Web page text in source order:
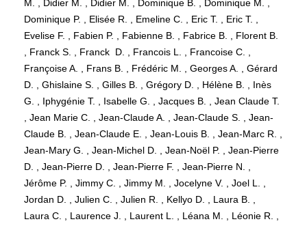
M. , Didier M. , Didier M. , Dominique B. , Dominique M. ,
Dominique P. , Elisée R. , Emeline C. , Eric T. , Eric T. ,
Evelise F. , Fabien P. , Fabienne B. , Fabrice B. , Florent B.
, Franck S. , Franck D. , Francois L. , Francoise C. ,
Françoise A. , Frans B. , Frédéric M. , Georges A. , Gérard
D. , Ghislaine S. , Gilles B. , Grégory D. , Hélène B. , Inès
G. , Iphygénie T. , Isabelle G. , Jacques B. , Jean Claude T.
, Jean Marie C. , Jean-Claude A. , Jean-Claude S. , Jean-
Claude B. , Jean-Claude E. , Jean-Louis B. , Jean-Marc R. ,
Jean-Mary G. , Jean-Michel D. , Jean-Noël P. , Jean-Pierre
D. , Jean-Pierre D. , Jean-Pierre F. , Jean-Pierre N. ,
Jérôme P. , Jimmy C. , Jimmy M. , Jocelyne V. , Joel L. ,
Jordan D. , Julien C. , Julien R. , Kellyo D. , Laura B. ,
Laura C. , Laurence J. , Laurent L. , Léana M. , Léonie R. ,